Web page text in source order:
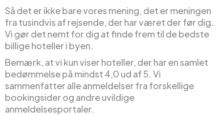
Så det er ikke bare vores mening, det er meningen
fra tusindvis af rejsende, der har været der før dig.
Vi gør det nemt for dig at finde frem til de bedste
billige hoteller i byen.
Bemærk, at vi kun viser hoteller, der har en samlet
bedømmelse på mindst 4,0 ud af 5. Vi
sammenfatter alle anmeldelser fra forskellige
bookingsider og andre uvildige
anmeldelsesportaler.